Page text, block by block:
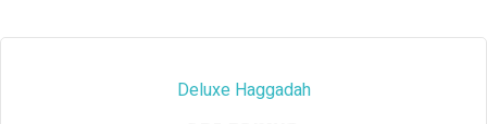
Deluxe Haggadah